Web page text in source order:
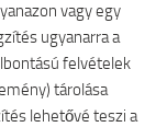
vagy egy
ugyanarra a
felvételek
tárolása
lehetővé teszi a